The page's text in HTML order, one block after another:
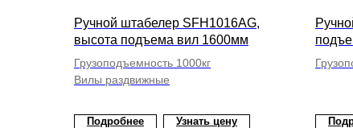
Ручной штабелер SFH1016AG,
высота подъема вил 1600мм
Грузоподъемность 1000кг
Вилы раздвижные
Подробнее Узнать цену